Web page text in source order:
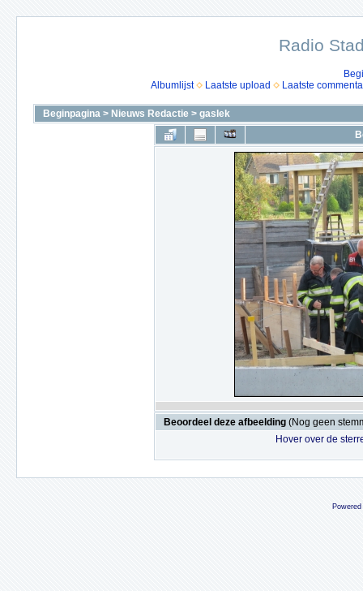
Radio
Albumlijst
Laatste upload Laatste
Beginpagina > Nieuws Redactie > gaslek
Beoordeel deze afbeelding (Nog geen
Hover over de